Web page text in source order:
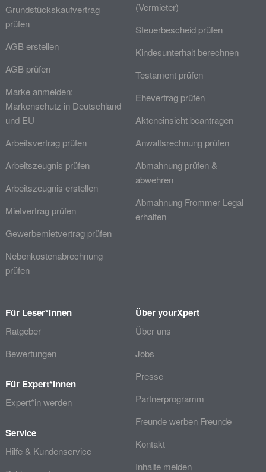
Grundstückskaufvertrag
prüfen
AGB erstellen
AGB prüfen
Marke anmelden:
Markenschutz in Deutschland
und EU
Arbeitsvertrag prüfen
Arbeitszeugnis prüfen
Arbeitszeugnis erstellen
Mietvertrag prüfen
Gewerbemietvertrag prüfen
Nebenkostenabrechnung
prüfen
(Vermieter)
Steuerbescheid prüfen
Kindesunterhalt berechnen
Testament prüfen
Ehevertrag prüfen
Akteneinsicht beantragen
Anwaltsrechnung prüfen
Abmahnung prüfen &
abwehren
Abmahnung Frommer Legal
erhalten
Für Leser*innen
Ratgeber
Bewertungen
Für Expert*innen
Expert*in werden
Service
Hilfe & Kundenservice
Über yourXpert
Über uns
Jobs
Presse
Partnerprogramm
Freunde werben Freunde
Kontakt
Inhalte melden